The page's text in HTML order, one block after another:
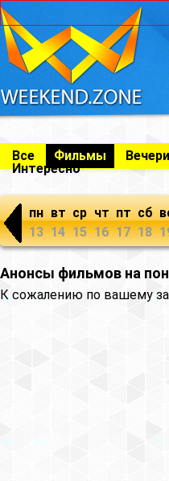
Все Фильмы
Интересно
пн
13
вт
14
ср
15
чт
16
пт
17
сб
18
Анонсы фильмов на
К сожалению по вашему